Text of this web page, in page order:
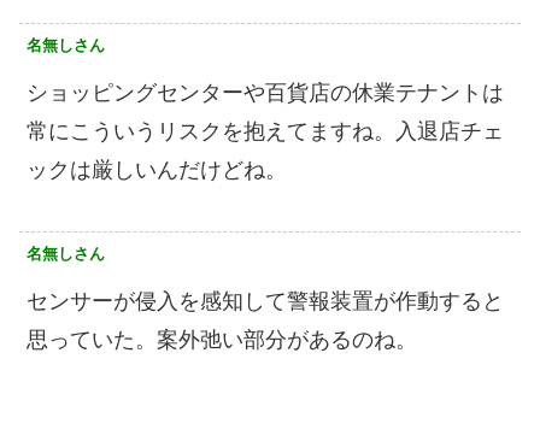
名無しさん
ショッピングセンターや百貨店の休業テナントは
常にこういうリスクを抱えてますね。入退店チェ
ックは厳しいんだけどね。
名無しさん
センサーが侵入を感知して警報装置が作動すると
思っていた。案外弛い部分があるのね。